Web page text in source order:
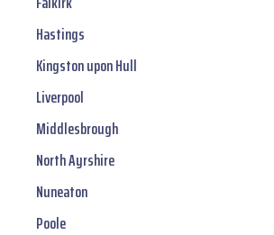
Hastings
Kingston upon Hull
Liverpool
Middlesbrough
North Ayrshire
Nuneaton
Poole